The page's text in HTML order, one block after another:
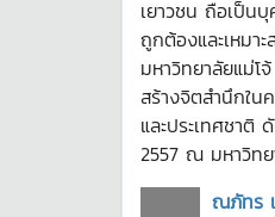
เยาวชน ถือเป็น
ถูกต้องและเหมา
มหาวิทยาลัยแม่
สร้างจิตสำนึกใ
และประเทศชาติ
2557 ณ มหาวิทย
ณภัทร